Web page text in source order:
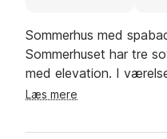
Sommerhus med
Sommerhuset har tre
med elevation. I
med madrasser.
gulvvarme. Der er
Læs mere